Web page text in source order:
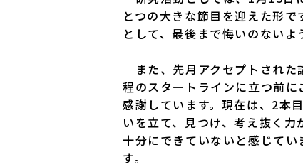
とつの大きな節目を迎えた形
として、最後まで悔いのないよ
また、先月アクセプトされた
程のスタートラインに立つ前
感謝しています。現在は、2本
いを立て、見つけ、考え抜く
十分にできていないと感じて
す。